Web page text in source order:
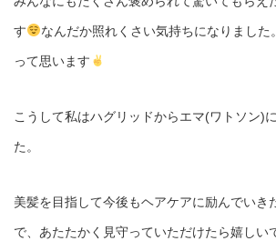
す なんだか照れくさい気持ちになりました
って思います
こうして私はハグリッドからエマ(ワトソン)
た。
美髪を目指して今後もヘアケアに励んでいき
で、あたたかく見守っていただけたら嬉しい